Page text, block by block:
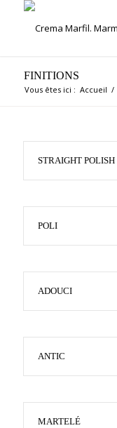
FINITIONS
Vous êtes ici : Accueil /
STRAIGHT POLISH
POLI
ADOUCI
ANTIC
MARTELÉ